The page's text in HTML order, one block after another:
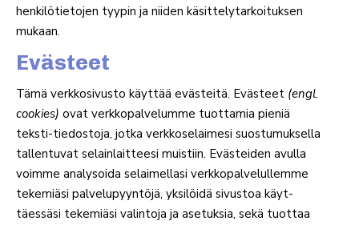
hen­ki­lö­tie­tojen tyypin ja niiden käsit­te­ly­tar­koi­tuksen
mukaan.
Evästeet
Tämä verk­ko­si­vusto käyttää eväs­teitä. Evästeet (engl.
cookies) ovat verk­ko­pal­ve­lumme tuot­tamia pieniä
teksti-tie­dostoja, jotka verk­ko­se­laimesi suos­tu­muk­sella
tal­len­tuvat selain­lait­teesi muistiin. Eväs­teiden avulla
voimme ana­ly­soida selai­mellasi verk­ko­pal­ve­lul­lemme
teke­miäsi pal­ve­lu­pyyntöjä, yksi­löidä sivustoa käyt­
täessäsi teke­miäsi valintoja ja ase­tuksia, sekä tuottaa